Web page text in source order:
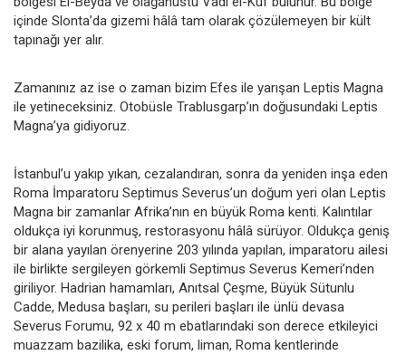
içinde Slonta’da gizemi hâlâ tam olarak çözülemeyen bir kült
tapınağı yer alır.
Zamanınız az ise o zaman bizim Efes ile yarışan Leptis Magna
ile yetineceksiniz. Otobüsle Trablusgarp’ın doğusundaki Leptis
Magna’ya gidiyoruz.
İstanbul’u yakıp yıkan, cezalandıran, sonra da yeniden inşa eden
Roma İmparatoru Septimus Severus’un doğum yeri olan Leptis
Magna bir zamanlar Afrika’nın en büyük Roma kenti. Kalıntılar
oldukça iyi korunmuş, restorasyonu hâlâ sürüyor. Oldukça geniş
bir alana yayılan örenyerine 203 yılında yapılan, imparatoru ailesi
ile birlikte sergileyen görkemli Septimus Severus Kemeri’nden
giriliyor. Hadrian hamamları, Anıtsal Çeşme, Büyük Sütunlu
Cadde, Medusa başları, su perileri başları ile ünlü devasa
Severus Forumu, 92 x 40 m ebatlarındaki son derece etkileyici
muazzam bazilika, eski forum, liman, Roma kentlerinde